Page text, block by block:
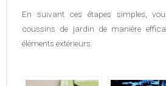
En suivant ces étapes simples,
coussins de jardin de manière
éléments extérieurs.